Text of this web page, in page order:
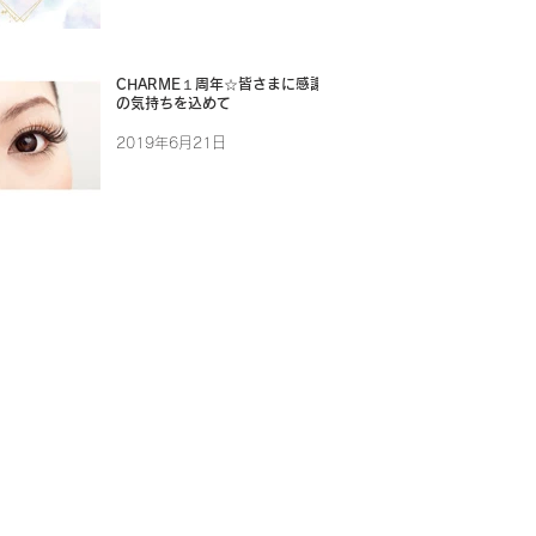
CHARME１周年☆皆さまに感謝
の気持ちを込めて
2019年6月21日